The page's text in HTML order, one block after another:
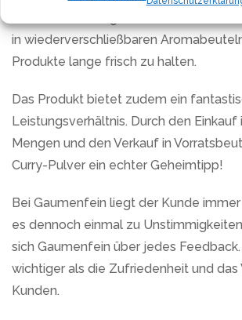
in wiederverschließbaren
Produkte lange frisch zu halten.
Das Produkt bietet zudem ein
Leistungsverhältnis. Durch den Einkauf
Mengen und den Verkauf in
Curry-Pulver ein echter Geheimtipp!
Bei Gaumenfein liegt der Kunde
es dennoch einmal zu
sich Gaumenfein über jedes
wichtiger als die Zufriedenheit und das
Kunden.